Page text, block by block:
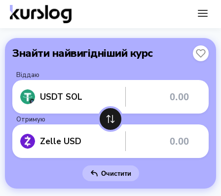
Знайти найвигідніший курс
Віддаю
USDT SOL
Отримую
Zelle USD
Очистити